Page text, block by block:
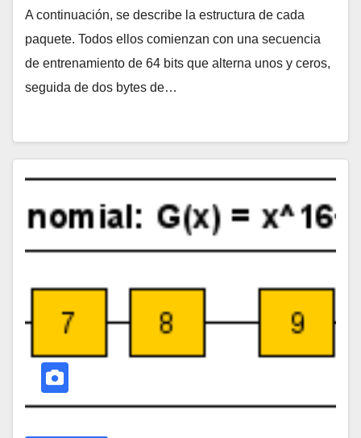
A continuación, se describe la estructura de cada
paquete. Todos ellos comienzan con una secuencia
de entrenamiento de 64 bits que alterna unos y ceros,
seguida de dos bytes de…